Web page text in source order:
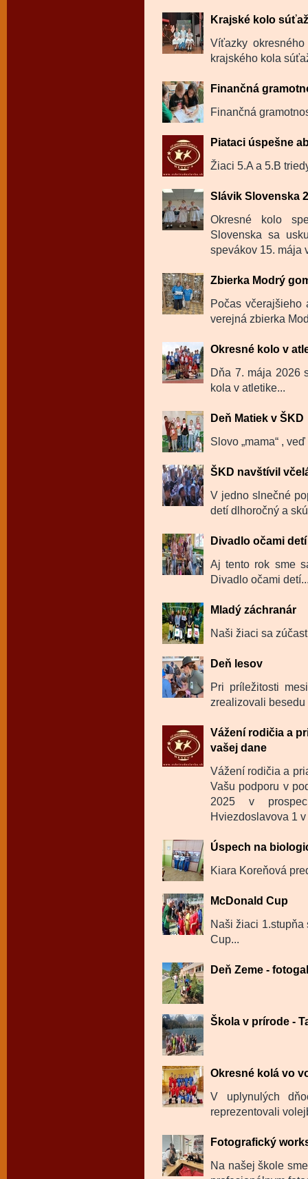
Krajské kolo
Víťazky
krajského kola
Finančná
Finančná
Piataci úspešne
Žiaci 5.A a 5.B
Slávik Slovenska
Okresné kolo
Slovenska sa
spevákov 15. mája
Zbierka Modrý
Počas
verejná zbierka
Okresné kolo v
Dňa 7. mája 2026
kola v atletike...
Deň Matiek v ŠKD
Slovo „mama“ ,
ŠKD navštívil
V jedno slnečné
detí dlhoročný a
Divadlo očami detí
Aj tento rok sme
Divadlo očami
Mladý záchranár
Naši žiaci sa
Deň lesov
Pri príležitosti
zrealizovali
Vážení rodičia a
vašej dane
Vážení rodičia a
Vašu podporu v
2025 v
Hviezdoslavova 1
Úspech na
Kiara Koreňová
McDonald Cup
Naši žiaci
Cup...
Deň Zeme -
Škola v prírode -
Okresné kolá vo
V uplynulých
reprezentovali
Fotografický
Na našej škole